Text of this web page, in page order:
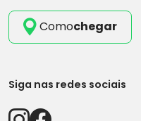
Comochegar
Siga nas redes sociais